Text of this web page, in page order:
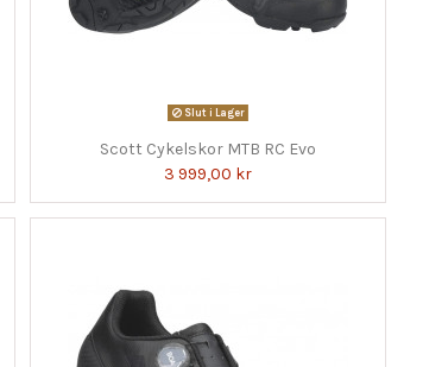
Slut i Lager
Scott Cykelskor MTB RC Evo
3 999,00 kr